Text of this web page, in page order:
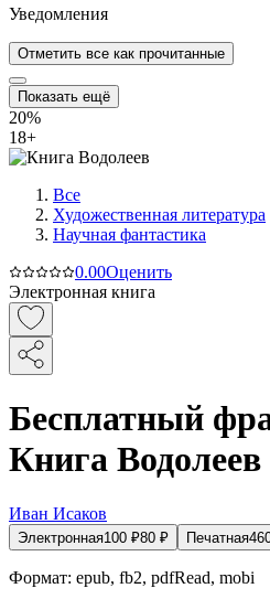
Уведомления
Отметить все как прочитанные
Показать ещё
20%
18+
Все
Художественная литература
Научная фантастика
0.00Оценить
Электронная книга
Бесплатный
Книга Водолеев
Иван Исаков
Электронная100 ₽80 ₽ Печатная
Формат: epub, fb2, pdfRead, mobi